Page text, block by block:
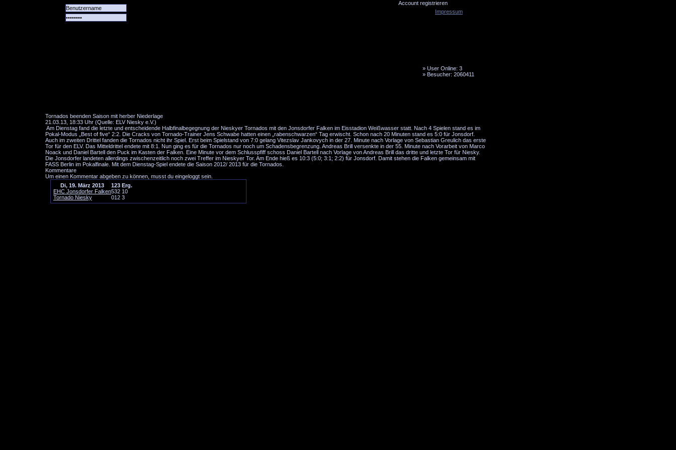
Account registrieren
» User Online: 3
» Besucher: 2060411
Tornados beenden Saison mit herber Niederlage
21.03.13, 18:33 Uhr (Quelle: ELV Niesky e.V.)
Am Dienstag fand die letzte und entscheidende Halbfinalbegegnung der Nieskyer Tornados mit den Jonsdorfer Falken im Eisstadion Weißwasser statt. Nach 4 Spielen stand es im
Pokal-Modus „Best of five“ 2:2. Die Cracks von Tornado-Trainer Jens Schwabe hatten einen „rabenschwarzen“ Tag erwischt. Schon nach 20 Minuten stand es 5:0 für Jonsdorf.
Auch im zweiten Drittel fanden die Tornados nicht ihr Spiel. Erst beim Spielstand von 7:0 gelang Vitezslav Jankovych in der 27. Minute nach Vorlage von Sebastian Greulich das erste
Tor für den ELV. Das Mitteldrittel endete mit 8:1. Nun ging es für die Tornados nur noch um Schadensbegrenzung. Andreas Brill versenkte in der 55. Minute nach Vorarbeit von Marco
Noack und Daniel Bartell den Puck im Kasten der Falken. Eine Minute vor dem Schlusspfiff schoss Daniel Bartell nach Vorlage von Andreas Brill das dritte und letzte Tor für Niesky.
Die Jonsdorfer landeten allerdings zwischenzeitlich noch zwei Treffer im Nieskyer Tor. Am Ende hieß es 10:3 (5:0; 3:1; 2:2) für Jonsdorf. Damit stehen die Falken gemeinsam mit
FASS Berlin im Pokalfinale. Mit dem Dienstag-Spiel endete die Saison 2012/ 2013 für die Tornados.
Kommentare
Um einen Kommentar abgeben zu können, musst du eingeloggt sein.
Di, 19. März 2013
123 Erg.
EHC Jonsdorfer Falken532 10
Tornado Niesky
012 3
Impressum